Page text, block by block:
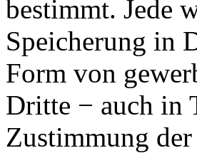
bestimmt. Jede
Speicherung in
Form von
Dritte − auch in
Zustimmung